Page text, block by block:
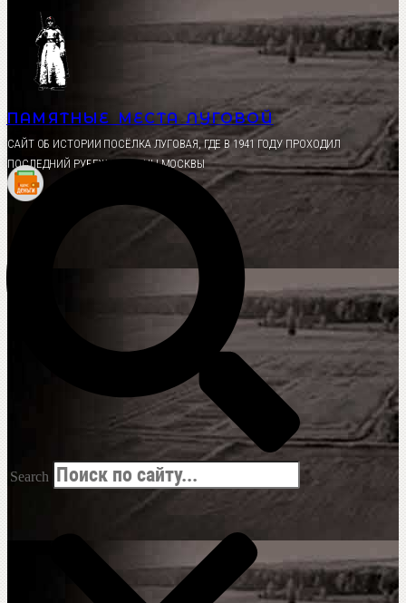
Перейти
содержимому
ПАМЯТНЫЕ МЕСТА ЛУГОВОЙ
CАЙТ ОБ ИСТОРИИ ПОСЁЛКА ЛУГОВАЯ, ГДЕ В 1941 ГОДУ ПРОХОДИЛ
ПОСЛЕДНИЙ РУБЕЖ ОБОРОНЫ МОСКВЫ
Search